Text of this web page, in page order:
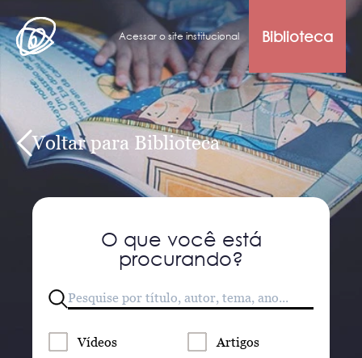
Acessar o site institucional Biblioteca
Voltar para Biblioteca
O que você está
procurando?
Vídeos Artigos